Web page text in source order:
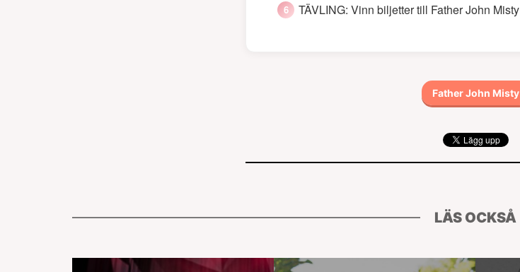
TÄVLING: Vinn biljetter till Father John Misty
Father John Misty
LÄS OCKSÅ